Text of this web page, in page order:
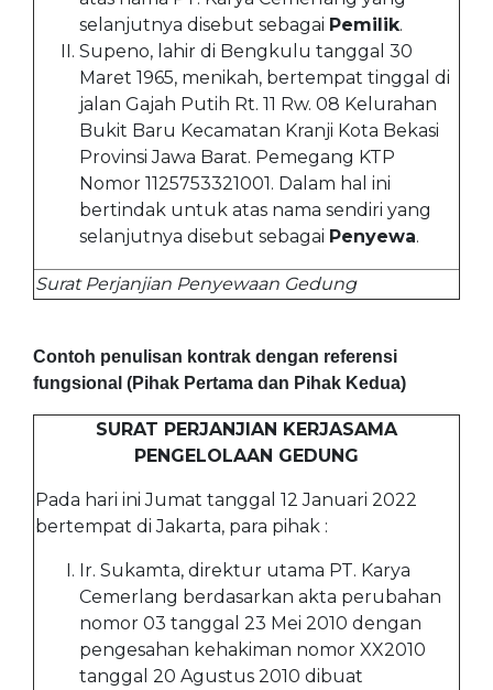
selanjutnya disebut sebagai Pemilik.
Supeno, lahir di Bengkulu tanggal 30
Maret 1965, menikah, bertempat tinggal di
jalan Gajah Putih Rt. 11 Rw. 08 Kelurahan
Bukit Baru Kecamatan Kranji Kota Bekasi
Provinsi Jawa Barat. Pemegang KTP
Nomor 1125753321001. Dalam hal ini
bertindak untuk atas nama sendiri yang
selanjutnya disebut sebagai Penyewa.
Surat Perjanjian Penyewaan Gedung
Contoh penulisan kontrak dengan referensi
fungsional (Pihak Pertama dan Pihak Kedua)
SURAT PERJANJIAN KERJASAMA
PENGELOLAAN GEDUNG
Pada hari ini Jumat tanggal 12 Januari 2022
bertempat di Jakarta, para pihak :
Ir. Sukamta, direktur utama PT. Karya
Cemerlang berdasarkan akta perubahan
nomor 03 tanggal 23 Mei 2010 dengan
pengesahan kehakiman nomor XX2010
tanggal 20 Agustus 2010 dibuat